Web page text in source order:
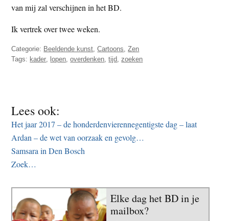
van mij zal verschijnen in het BD.
Ik vertrek over twee weken.
Categorie: Beeldende kunst ,Cartoons ,Zen
Tags: kader lopen ,overdenken ,tijd ,zoeken
Lees ook:
Het jaar 2017 – de honderdenvierennegentigste dag – laat
Ardan – de wet van oorzaak en gevolg…
Samsara in Den Bosch
Zoek…
Elke dag het BD in je
mailbox?